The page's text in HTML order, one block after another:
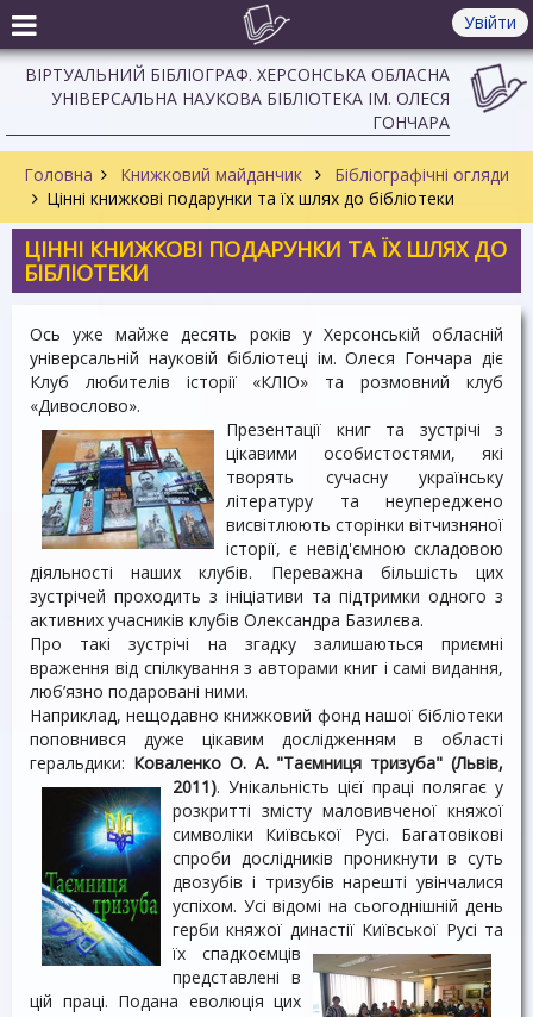
Увійти
ВІРТУАЛЬНИЙ БІБЛІОГРАФ. ХЕРСОНСЬКА ОБЛАСНА
УНІВЕРСАЛЬНА НАУКОВА БІБЛІОТЕКА ІМ. ОЛЕСЯ
ГОНЧАРА
Головна Книжковий майданчик
Бібліографічні огляди
Цінні книжкові подарунки та їх шлях до бібліотеки
ЦІННІ КНИЖКОВІ ПОДАРУНКИ ТА ЇХ ШЛЯХ ДО
БІБЛІОТЕКИ
Ось уже майже десять років у Херсонській обласній
універсальній науковій бібліотеці ім. Олеся Гончара діє
Клуб любителів історії «КЛІО» та розмовний клуб
«Дивослово».
Презентації книг та зустрічі з
цікавими особистостями, які
творять сучасну українську
літературу та неупереджено
висвітлюють сторінки вітчизняної
історії, є невід'ємною складовою
діяльності наших клубів. Переважна більшість цих
зустрічей проходить з ініціативи та підтримки одного з
активних учасників клубів Олександра Базилєва.
Про такі зустрічі на згадку залишаються приємні
враження від спілкування з авторами книг і самі видання,
люб’язно подаровані ними.
Наприклад, нещодавно книжковий фонд нашої бібліотеки
поповнився дуже цікавим дослідженням в області
геральдики: Коваленко О. А. "Таємниця тризуба" (Львів,
2011). Унікальність цієї праці полягає у
розкритті змісту маловивченої княжої
символіки Київської Русі. Багатовікові
спроби дослідників проникнути в суть
двозубів і тризубів нарешті увінчалися
успіхом. Усі відомі на сьогоднішній день
герби княжої династії Київської Русі та
їх спадкоємців
представлені в
цій праці. Подана еволюція цих